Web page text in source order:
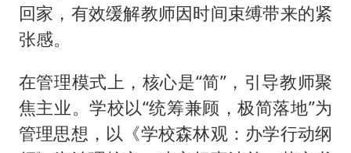
回家，有效缓解教师因时间束缚带来的紧
张感。
在管理模式上，核心是“简”，引导教师聚
焦主业。学校以“统筹兼顾，极简落地”为
管理思想，以《学校森林观：办学行动纲